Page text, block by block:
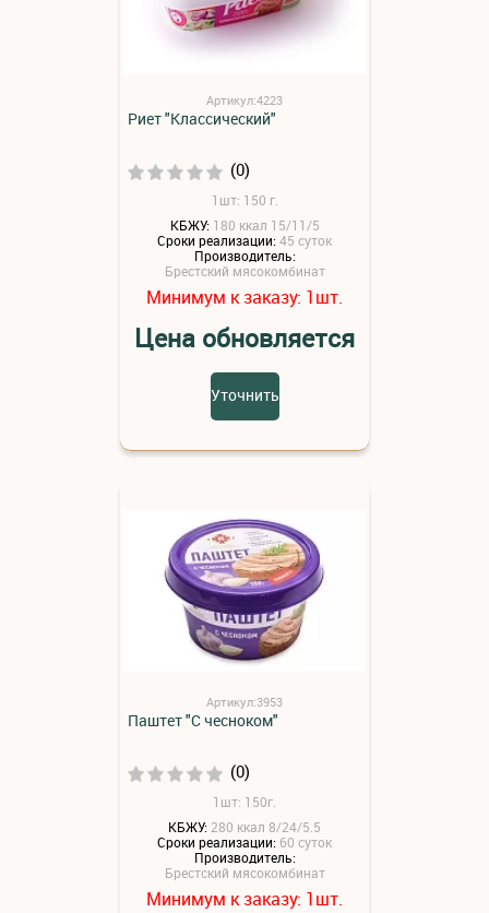
Артикул:4223
Риет "Классический"
(0)
1шт: 150 г.
КБЖУ: 180 ккал 15/11/5
Сроки реализации:45 суток
Производитель:
Брестский мясокомбинат
Минимум к заказу: 1шт.
Цена обновляется
Уточнить
Артикул:3953
Паштет "С чесноком"
(0)
1шт: 150г.
КБЖУ:280 ккал 8/24/5.5
Сроки реализации: 60 суток
Производитель:
Брестский мясокомбинат
Минимум к заказу: 1шт.